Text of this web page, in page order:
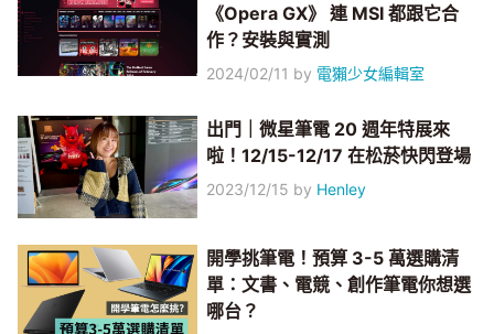
《Opera GX》 連 MSI 都跟它合
作？安裝與實測
2024/02/11 by 電獺少女編輯室
出門｜微星筆電 20 週年特展來
啦！12/15-12/17 在松菸快閃登場
2023/12/15 by Henley
開學挑筆電！預算 3-5 萬選購清
單：文書、電競、創作筆電你想選
哪台？